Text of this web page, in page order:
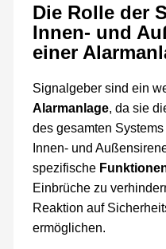
Die Rolle der
Innen- und
einer
Signalgeber sind ein
Alarmanlage, da sie
des gesamten
Innen- und
spezifische
Einbrüche zu
Reaktion auf
ermöglichen.